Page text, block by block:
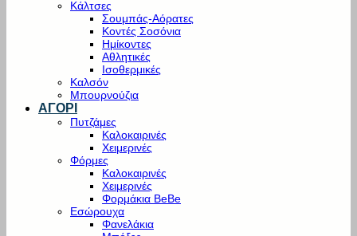
Κάλτσες
Σουμπάς-Αόρατες
Κοντές Σοσόνια
Ημίκοντες
Αθλητικές
Ισοθερμικές
Καλσόν
Μπουρνούζια
ΑΓΟΡΙ
Πυτζάμες
Καλοκαιρινές
Χειμερινές
Φόρμες
Καλοκαιρινές
Χειμερινές
Φορμάκια BeBe
Εσώρουχα
Φανελάκια